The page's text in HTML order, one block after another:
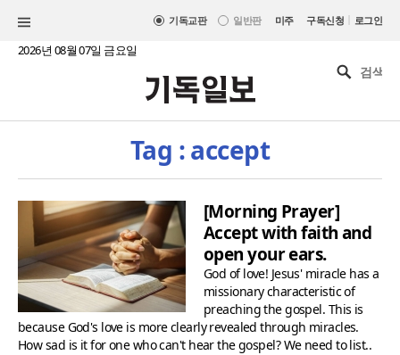
기독교판 일반판 미주 구독신청 | 로그인
2026년 08월 07일 금요일
Tag : accept
[Morning Prayer]
Accept with faith and
open your ears.
God of love! Jesus' miracle has a
missionary characteristic of
preaching the gospel. This is
because God's love is more clearly revealed through miracles.
How sad is it for one who can't hear the gospel? We need to list..